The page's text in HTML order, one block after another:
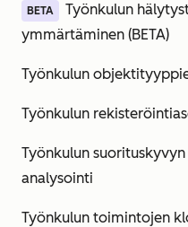
BETA
Työnkulun
ymmärtäminen (BETA)
Työnkulun
Työnkulun
Työnkulun
analysointi
Työnkulun toimintojen